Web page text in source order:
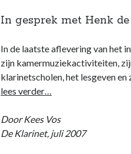
In gesprek met Henk
In de laatste aflevering van het
zijn kamermuziekactiviteiten,
klarinetscholen, het lesgeven
lees verder…
Door Kees Vos
De Klarinet, juli 2007